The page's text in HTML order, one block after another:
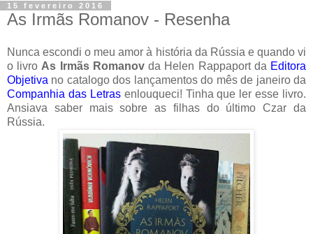
15 fevereiro 2016
As Irmãs Romanov - Resenha
Nunca escondi o meu amor à história da Rússia e quando vi
o livro As Irmãs Romanovda Helen Rappaport da Editora
Objetiva no catalogo dos lançamentos do mês de janeiro da
Companhia das Letrasenlouqueci! Tinha que ler esse livro.
Ansiava saber mais sobre as filhas do último Czar da
Rússia.